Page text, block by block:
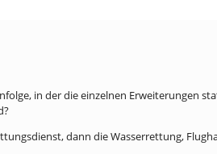
in der die einzelnen Erweiterungen
dann die Wasserrettung,